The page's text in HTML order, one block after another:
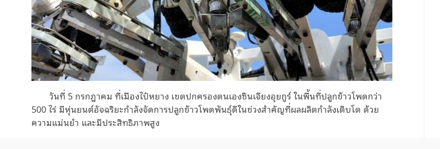
วันที่ 5 กรกฎาคม ที่เมืองไป๋หยาง เขตปกครองตนเองซินเจียงอุยกูร์ในพื้นที่ปลูกข้าวโพดกว่า
500 ไร่ มีหุ่นยนต์อัจฉริยะกำลังจัดการปลูกข้าวโพดพันธุ์ดีในช่วงสำคัญที่ผลผลิตกำลังเติบโต ด้วย
ความแม่นยำ และมีประสิทธิภาพสูง